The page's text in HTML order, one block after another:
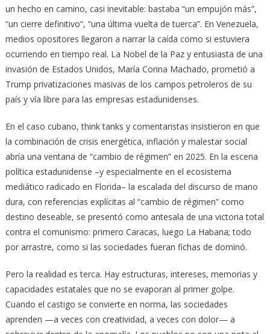
un hecho en camino, casi inevitable: bastaba “un empujón más”,
“un cierre definitivo”, “una última vuelta de tuerca”. En Venezuela,
medios opositores llegaron a narrar la caída como si estuviera
ocurriendo en tiempo real. La Nobel de la Paz y entusiasta de una
invasión de Estados Unidos, María Corina Machado, prometió a
Trump privatizaciones masivas de los campos petroleros de su
país y vía libre para las empresas estadunidenses.
En el caso cubano, think tanks y comentaristas insistieron en que
la combinación de crisis energética, inflación y malestar social
abría una ventana de “cambio de régimen” en 2025. En la escena
política estadunidense –y especialmente en el ecosistema
mediático radicado en Florida– la escalada del discurso de mano
dura, con referencias explícitas al “cambio de régimen” como
destino deseable, se presentó como antesala de una victoria total
contra el comunismo: primero Caracas, luego La Habana; todo
por arrastre, como si las sociedades fueran fichas de dominó.
Pero la realidad es terca. Hay estructuras, intereses, memorias y
capacidades estatales que no se evaporan al primer golpe.
Cuando el castigo se convierte en norma, las sociedades
aprenden —a veces con creatividad, a veces con dolor— a